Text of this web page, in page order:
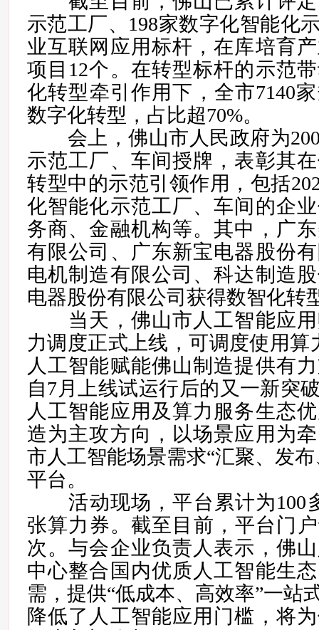
示范工厂、198家数字化智能化
业互联网应用标杆，在库培育
项目12个。在转型标杆的示范
化转型牵引作用下，全市7140
数字化转型，占比超70%。
会上，佛山市人民政府为200
示范工厂、车间授牌，表彰其
转型中的示范引领作用，包括
化智能化示范工厂、车间的企
务商、金融机构等。其中，广
有限公司、广东新宝电器股份
电机制造有限公司、科达制造
电器股份有限公司获得数智化转
当天，佛山市人工智能应用
力调度正式上线，可调度使用算
人工智能赋能佛山制造提供有
自7月上线试运行后的又一新突
人工智能应用及算力服务生态
造为主攻方向，以场景应用为
市人工智能场景需求“汇聚、发
平台。
活动现场，平台累计为100
张算力券。截至目前，平台门
次。与会企业负责人表示，佛
中心整合国内优质人工智能生
需，提供“低成本、高效率”一站
降低了人工智能应用门槛，将